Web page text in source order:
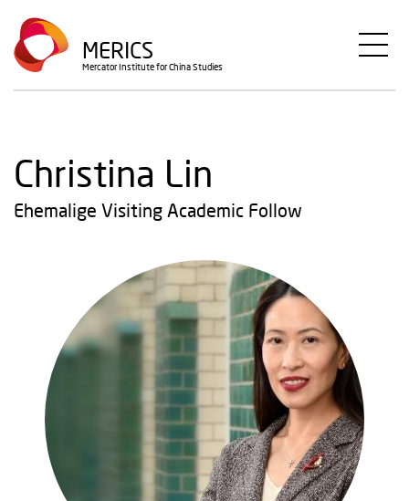
Direkt
zum
Inhalt
MERICS
Mercator Institute for China Studies
Christina Lin
Ehemalige Visiting Academic Follow